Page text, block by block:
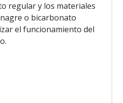
regular y los materiales
o bicarbonato
el funcionamiento del